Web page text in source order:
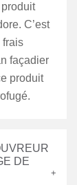
C’est
frais
façadier
produit
DE